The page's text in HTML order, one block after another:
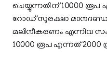
ചെയ്യുന്നതിന് 10000 രൂപ
റോഡ് സുരക്ഷാ
മലിനീകരണം എന്നിവ
10000 രൂപ എന്നത് 2000